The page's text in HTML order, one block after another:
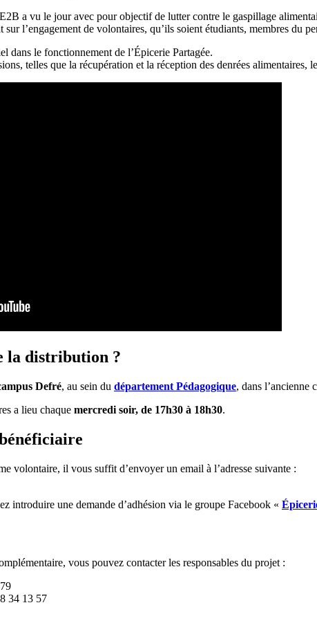
a vu le jour avec pour objectif de lutter contre le gaspillage
l’engagement de volontaires, qu’ils soient étudiants, membres du
dans le fonctionnement de l’Épicerie Partagée.
telles que la récupération et la réception des denrées
la distribution ?
Defré, au sein du département Pédagogique, dans l’ancienne
a lieu chaque mercredi soir, de 17h30 à 18h30.
volontaire, il vous suffit d’envoyer un email à l’adresse suivante :
introduire une demande d’adhésion via le groupe Facebook «
vous pouvez contacter les responsables du projet :
34 13 57